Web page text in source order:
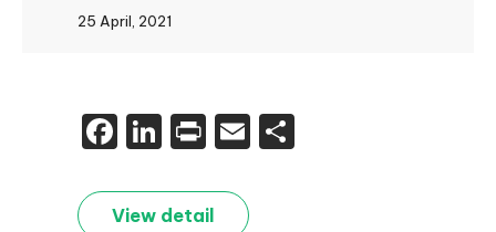
25 April, 2021
Facebook
LinkedIn
PrintEmail
View detail